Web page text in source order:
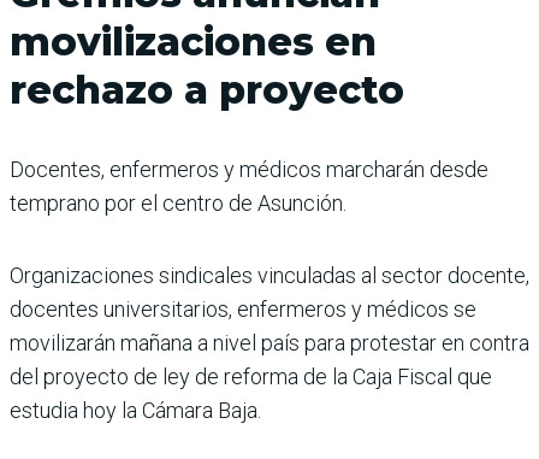
movilizaciones en
rechazo a proyecto
Docentes, enfermeros y médicos marcharán desde
temprano por el centro de Asunción.
Organizaciones sindica­les vinculadas al sector docente,
docentes univer­sitarios, enfermeros y médi­cos se
movilizarán mañana a nivel país para protestar en contra
del proyecto de ley de reforma de la Caja Fiscal que
estudia hoy la Cámara Baja.